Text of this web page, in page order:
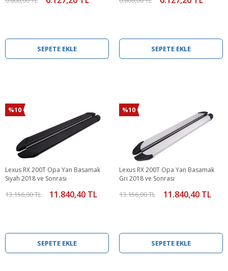
SEPETE EKLE SEPETE EKLE
%10
Lexus RX 200T Opa Yan Basamak
Siyah 2018 ve Sonrası
13.156,00 TL 11.840,40 TL
SEPETE EKLE
%10
Lexus RX 200T Opa Yan Basamak
Gri 2018 ve Sonrası
13.156,00 TL 11.840,40 TL
SEPETE EKLE